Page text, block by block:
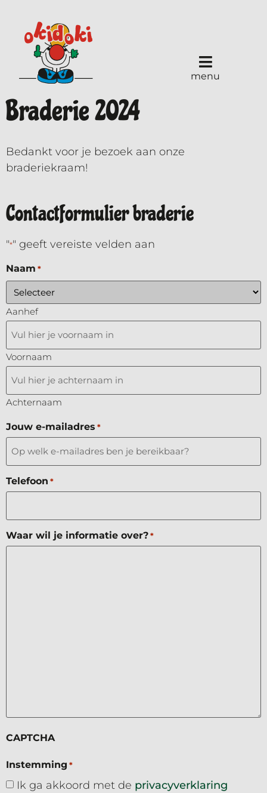
menu
Braderie 2024
Bedankt voor je bezoek aan onze
braderiekraam!
Contactformulier braderie
"*" geeft vereiste velden aan
Naam *
Aanhef
Voornaam
Achternaam
Jouw e-mailadres *
Telefoon *
Waar wil je informatie over? *
CAPTCHA
Instemming *
Ik ga akkoord met de privacyverklaring